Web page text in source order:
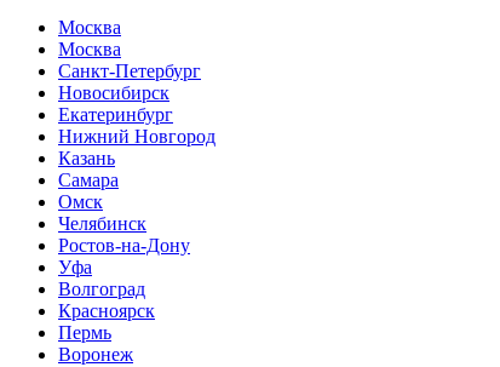
Москва
Москва
Санкт-Петербург
Новосибирск
Екатеринбург
Нижний Новгород
Казань
Самара
Омск
Челябинск
Ростов-на-Дону
Уфа
Волгоград
Красноярск
Пермь
Воронеж